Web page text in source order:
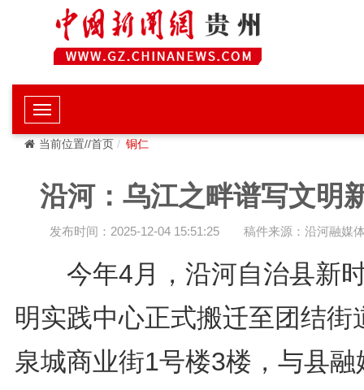
当前位置//首页 铜仁
沿河：乌江之畔谱写文明
发布时间：2025-12-04 15:51:25 稿件来源：沿河融媒
今年4月，沿河自治县新
明实践中心正式搬迁至团结街
泉城商业街1号楼3楼，与县融